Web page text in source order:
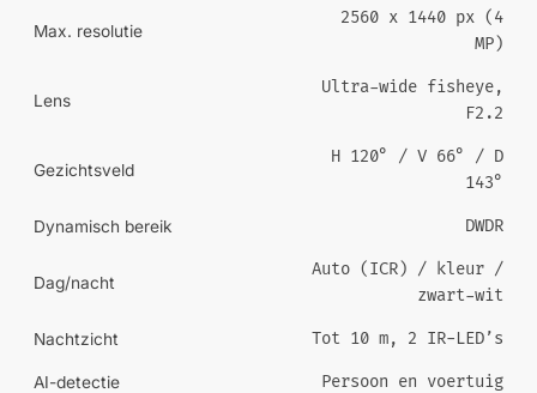
Max. resolutie
2560 x 1440 px (4
MP)
Lens
Ultra-wide fisheye,
F2.2
Gezichtsveld
H 120° / V 66° / D
143°
Dynamisch bereik DWDR
Dag/nacht
Auto (ICR) / kleur /
zwart-wit
Nachtzicht Tot 10 m, 2 IR-LED’s
AI-detectie Persoon en voertuig